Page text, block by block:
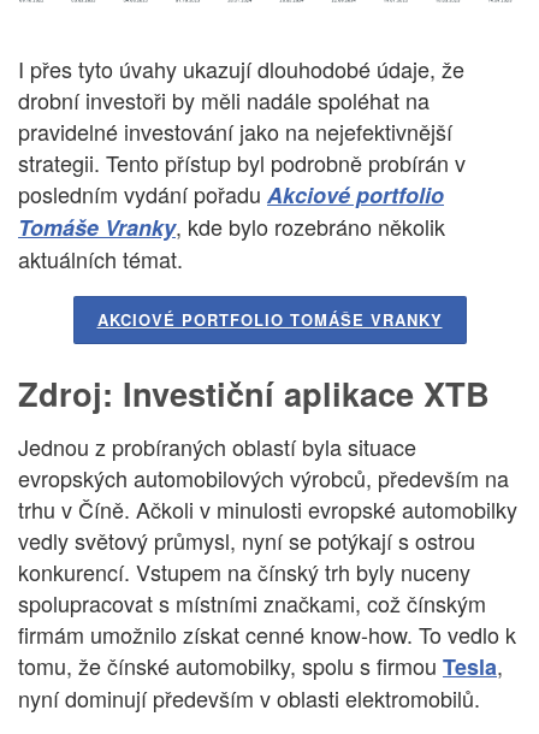
I přes tyto úvahy ukazují dlouhodobé údaje, že
drobní investoři by měli nadále spoléhat na
pravidelné investování jako na nejefektivnější
strategii. Tento přístup byl podrobně probírán v
posledním vydání pořadu Akciové portfolio
Tomáše Vranky, kde bylo rozebráno několik
aktuálních témat.
AKCIOVÉ PORTFOLIO TOMÁŠE VRANKY
Zdroj: Investiční aplikace XTB
Jednou z probíraných oblastí byla situace
evropských automobilových výrobců, především na
trhu v Číně. Ačkoli v minulosti evropské automobilky
vedly světový průmysl, nyní se potýkají s ostrou
konkurencí. Vstupem na čínský trh byly nuceny
spolupracovat s místními značkami, což čínským
firmám umožnilo získat cenné know-how. To vedlo k
tomu, že čínské automobilky, spolu s firmou Tesla,
nyní dominují především v oblasti elektromobilů.